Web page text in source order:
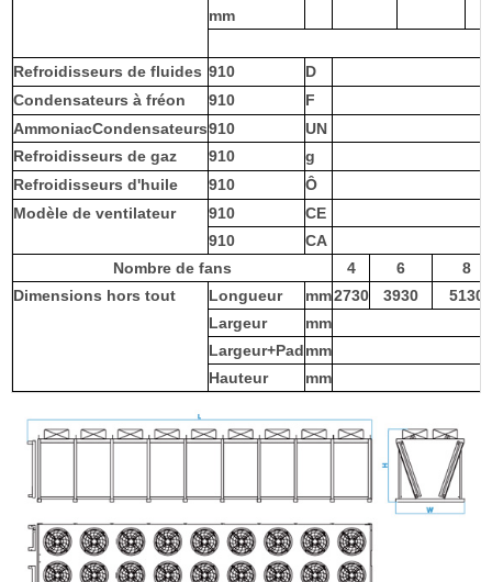
mm
Refroidisseurs de fluides 910
D
Condensateurs à fréon
910
F
AmmoniacCondensateurs910
UN
Refroidisseurs de gaz
910
g
Refroidisseurs d'huile
910
Ô
Modèle de ventilateur
910
CE
910
CA
Nombre de fans
4 6
8
Dimensions hors tout
Longueur mm2730 3930
5130
Largeur
mm
Largeur+Padmm
Hauteur
mm